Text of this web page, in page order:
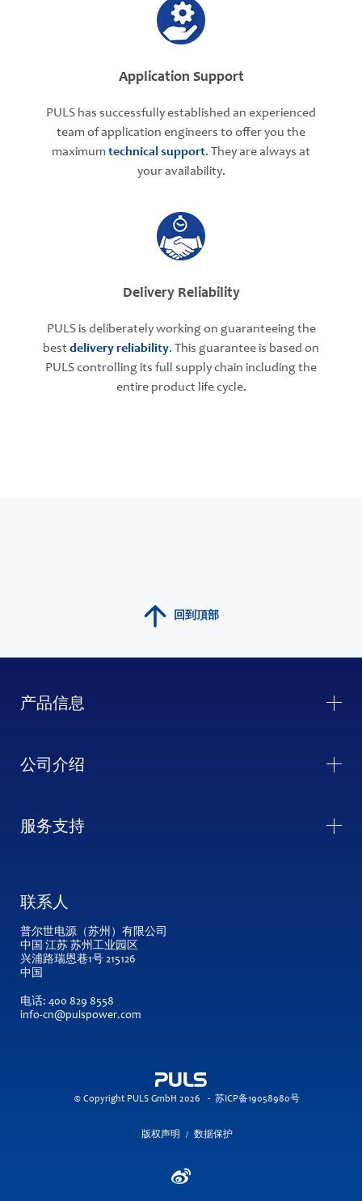
Application Support
PULS has successfully established an experienced
team of application engineers to offer you the
maximum technical support. They are always at
your availability.
Delivery Reliability
PULS is deliberately working on guaranteeing the
bestdelivery reliability. This guarantee is based on
PULS controlling its full supply chain including the
entire product life cycle.
回到頂部
产品信息
公司介绍
服务支持
联系人
普尔世电源（苏州）有限公司
中国 江苏 苏州工业园区
兴浦路瑞恩巷1号 215126
中国
电话: 400 829 8558
info-cn@pulspower.com
© Copyright PULS GmbH 2026 - 苏ICP备19058980号
版权声明 / 数据保护